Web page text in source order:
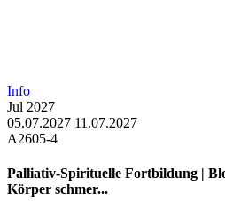
Info
Jul 2027
05.07.2027 11.07.2027
A2605-4
Palliativ-Spirituelle Fortbildung |
Körper schmer...